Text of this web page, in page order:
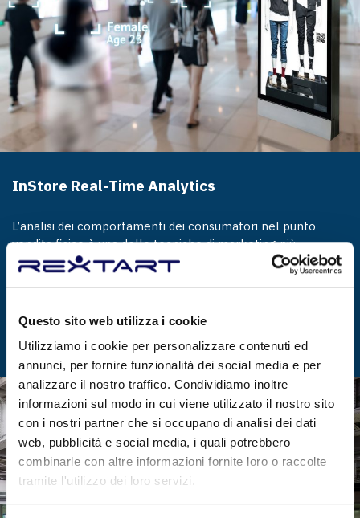
Questo sito web utilizza i cookie
Utilizziamo i cookie per personalizzare contenuti ed
annunci, per fornire funzionalità dei social media e per
analizzare il nostro traffico. Condividiamo inoltre
informazioni sul modo in cui viene utilizzato il nostro sito
con i nostri partner che si occupano di analisi dei dati
web, pubblicità e social media, i quali potrebbero
combinarle con altre informazioni fornite loro o raccolte
tramite l'utilizzo dei loro servizi.
InStore Real-Time Analytics
L’analisi dei comportamenti dei consumatori nel punto
vendita fisico è una delle tecniche di marketing più
moderne, poiché permette di ricavare indicatori di
prestazioni – analoghi a quelli tipici dell’e-commerce...
MORE